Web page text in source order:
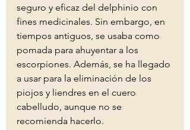
seguro y eficaz del delphinio con
fines medicinales. Sin embargo, en
tiempos antiguos, se usaba como
pomada para ahuyentar a los
escorpiones. Además, se ha llegado
a usar para la eliminación de los
piojos y liendres en el cuero
cabelludo, aunque no se
recomienda hacerlo.